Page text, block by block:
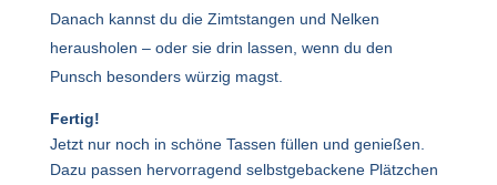
Danach kannst du die Zimtstangen und Nelken
herausholen – oder sie drin lassen, wenn du den
Punsch besonders würzig magst.
Fertig!
Jetzt nur noch in schöne Tassen füllen und genießen.
Dazu passen hervorragend selbstgebackene Plätzchen